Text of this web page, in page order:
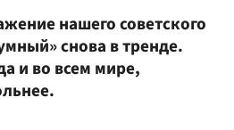
нашего советского
снова в тренде.
и во всем мире,